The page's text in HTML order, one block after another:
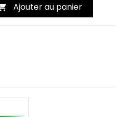
Ajouter au panier